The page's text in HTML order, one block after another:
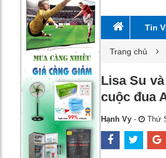
Tin
Trang chủ
Lisa Su
cuộc đua
Hạnh Vy - Thứ